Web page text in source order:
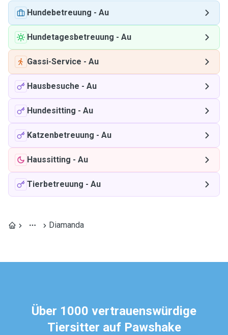
Hundebetreuung - Au
Hundetagesbetreuung - Au
Gassi-Service - Au
Hausbesuche - Au
Hundesitting - Au
Katzenbetreuung - Au
Haussitting - Au
Tierbetreuung - Au
Diamanda
Über 1000 vertrauenswürdige
Tiersitter auf Pawshake